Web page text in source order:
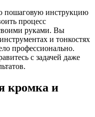
пошаговую инструкцию
процесс
руками. Вы
и тонкостях
профессионально.
с задачей даже
кромка и